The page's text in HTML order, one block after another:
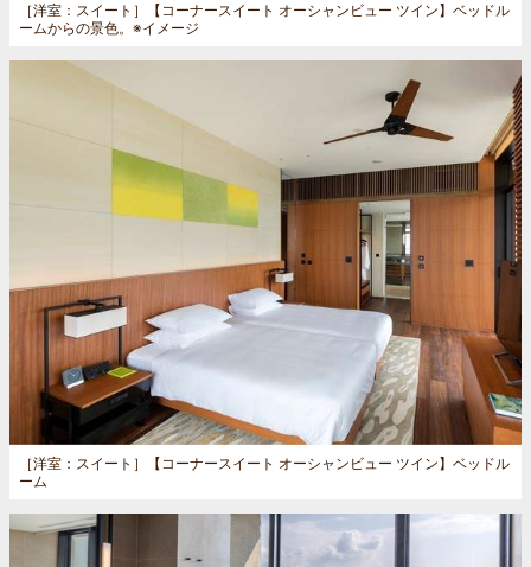
［洋室：スイート］
【コーナースイート オーシャンビュー ツイン】ベッドル
ームからの景色。※イメージ
［洋室：スイート］
【コーナースイート オーシャンビュー ツイン】ベッドル
ーム